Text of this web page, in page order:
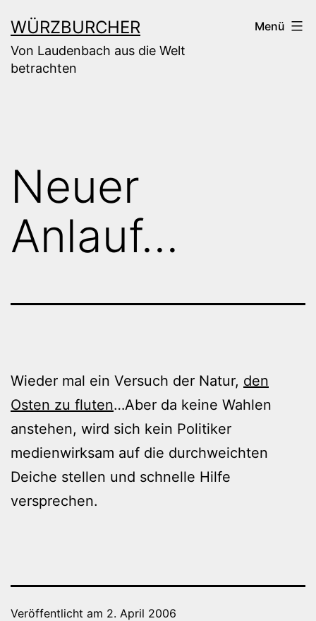
Inhalt
springen
WÜRZBURCHER
Von Laudenbach aus die Welt
betrachten
Menü
Neuer
Anlauf…
Wieder mal ein Versuch der Natur, den
Osten zu fluten…Aber da keine Wahlen
anstehen, wird sich kein Politiker
medienwirksam auf die durchweichten
Deiche stellen und schnelle Hilfe
versprechen.
Veröffentlicht am 2. April 2006